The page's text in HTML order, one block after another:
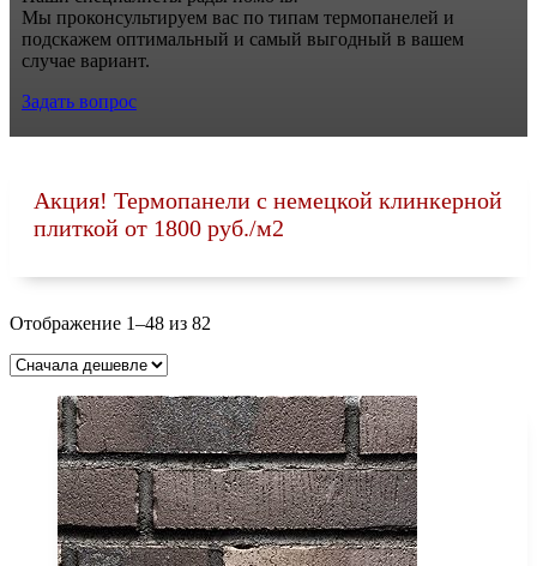
Мы проконсультируем вас по типам термопанелей и
подскажем оптимальный и самый выгодный в вашем
случае вариант.
Задать вопрос
Акция! Термопанели с немецкой клинкерной
плиткой от 1800 руб./м2
Отображение 1–48 из 82